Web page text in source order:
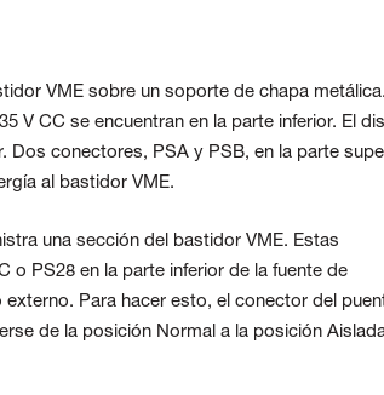
VME sobre un soporte de chapa
V CC se encuentran en la parte inferior. El
Dos conectores, PSA y PSB, en la parte
al bastidor VME.
una sección del bastidor VME. Estas
o PS28 en la parte inferior de la fuente de
Para hacer esto, el conector del
de la posición Normal a la posición